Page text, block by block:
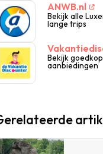
ANWB.nl
Bekijk alle
lange trips
Bekijk
aanbiedingen